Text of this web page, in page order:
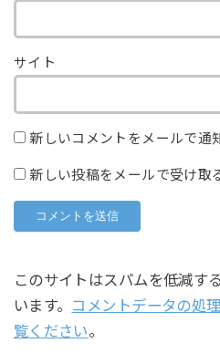
サイト
新しいコメントをメールで通
新しい投稿をメールで受け取
このサイトはスパムを低減す
います。 コメントデータの処
覧ください。